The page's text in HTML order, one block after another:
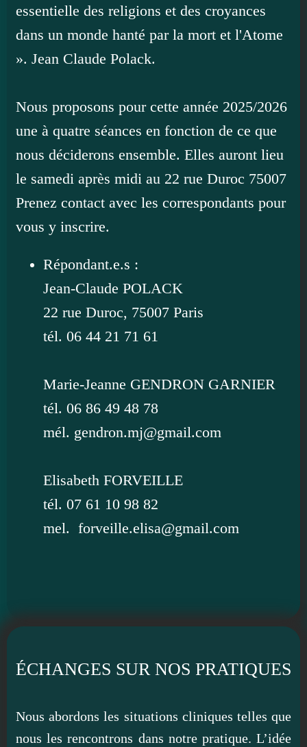
essentielle des religions et des croyances
dans un monde hanté par la mort et l'Atome
». Jean Claude Polack.
Nous proposons pour cette année 2025/2026
une à quatre séances en fonction de ce que
nous déciderons ensemble. Elles auront lieu
le samedi après midi au 22 rue Duroc 75007
Prenez contact avec les correspondants pour
vous y inscrire.
Répondant.e.s :
Jean-Claude POLACK
22 rue Duroc, 75007 Paris
tél. 06 44 21 71 61
Marie-Jeanne GENDRON GARNIER
tél. 06 86 49 48 78
mél. gendron.mj@gmail.com
Elisabeth FORVEILLE
tél. 07 61 10 98 82
mel. forveille.elisa@gmail.com
ÉCHANGES SUR NOS PRATIQUES
Nous abordons les situations cliniques telles que
nous les rencontrons dans notre pratique. L’idée